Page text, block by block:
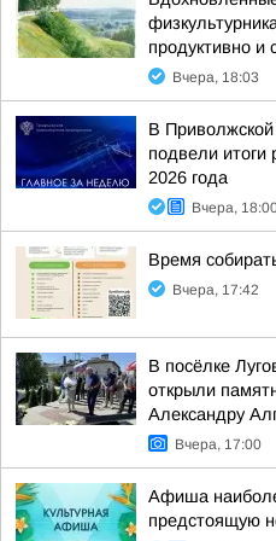
продуктивно и
Вчера, 18:03
В Приволжской
подвели итоги
2026 года
Вчера,
Время
Вчера, 17:42
В посёлке
открыли
Александру
Вчера, 17:00
Афиша
предстоящую